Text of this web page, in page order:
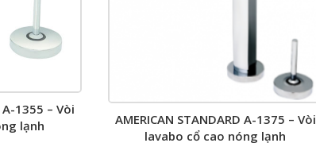
A-1355 – Vòi
lạnh
AMERICAN STANDARD A-1375 – Vòi
lavabo cổ cao nóng lạnh